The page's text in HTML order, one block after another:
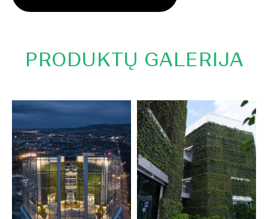
PRODUKTŲ GALERIJA